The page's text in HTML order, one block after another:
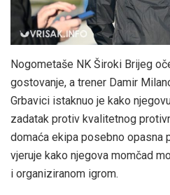
Nogometaše NK Široki Brijeg
gostovanje, a trener Damir
Grbavici istaknuo je kako
zadatak protiv kvalitetnog
domaća ekipa posebno opasna
vjeruje kako njegova momčad
i organiziranom igrom.